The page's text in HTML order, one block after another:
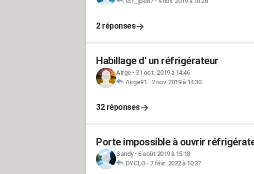
2 réponses
Habillage d' un réfrigérateur
Airge- 31 oct. 2019 à 14:46
Airge91 - 2 nov. 2019 à 14:30
32 réponses
Porte impossible à ouvrir
Sandy- 6 août 2019 à 15:18
DYCLO- 7 févr. 2022 à 10:37